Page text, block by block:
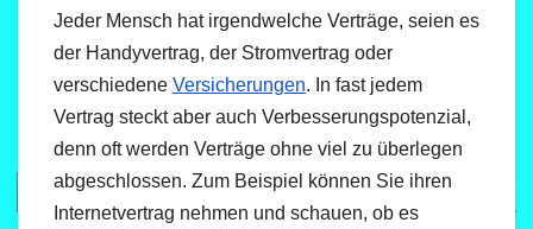
Jeder Mensch hat irgendwelche Verträge, seien es
der Handyvertrag, der Stromvertrag oder
verschiedene Versicherungen. In fast jedem
Vertrag steckt aber auch Verbesserungspotenzial,
denn oft werden Verträge ohne viel zu überlegen
abgeschlossen. Zum Beispiel können Sie ihren
Internetvertrag nehmen und schauen, ob es